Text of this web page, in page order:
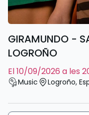
GIRAMUNDO -
LOGROÑO
el 10/09/2026 a les
Music Logroño,